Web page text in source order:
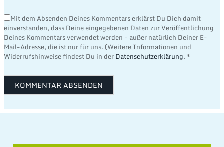
Mit dem Absenden Deines Kommentars erklärst Du Dich damit
einverstanden, dass Deine eingegebenen Daten zur Veröffentlichung
Deines Kommentars verwendet werden - außer natürlich Deiner E-
Mail-Adresse, die ist nur für uns. (Weitere Informationen und
Widerrufshinweise findest Du in derDatenschutzerklärung.*